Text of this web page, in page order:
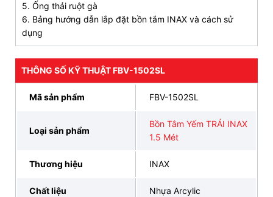
4. INAX Bán Lẻ Tại Kho chuyên cung cấp bồn
tắm INAX FBV1502SL chất lượng, giá tốt
5. Ống thải ruột gà
6. Bảng hướng dẫn lắp đặt bồn tắm INAX và cách sử
dụng
THÔNG SỐ KỸ THUẬT FBV-1502SL
Mã sản phẩm FBV-1502SL
Loại sản phẩm
Bồn Tắm Yếm TRÁI INAX
1.5 Mét
Thương hiệu INAX
Chất liệu Nhựa Arcylic